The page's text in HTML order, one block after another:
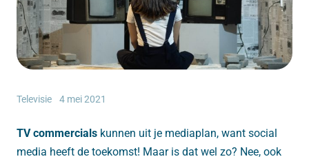
Televisie 4 mei 2021
TV commercials kunnen uit je mediaplan, want social
media heeft de toekomst! Maar is dat wel zo? Nee, ook